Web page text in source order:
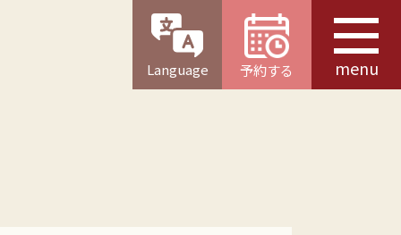
Language 予約する menu